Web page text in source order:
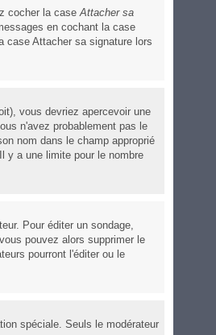
cocher la caseAttacher sa
en cochant la case
case Attacher sa signature lors
vous devriez apercevoir une
n'avez probablement pas le
nom dans le champ approprié
y a une limite pour le nombre
Pour éditer un sondage,
pouvez alors supprimer le
pourront l'éditer ou le
spéciale. Seuls le modérateur